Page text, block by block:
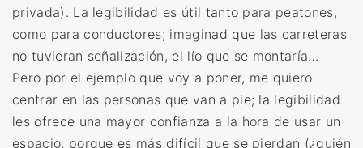
privada). La legibilidad es útil tanto para peatones,
como para conductores; imaginad que las carreteras
no tuvieran señalización, el lío que se montaría…
Pero por el ejemplo que voy a poner, me quiero
centrar en las personas que van a pie; la legibilidad
les ofrece una mayor confianza a la hora de usar un
espacio, porque es más difícil que se pierdan (¿quién